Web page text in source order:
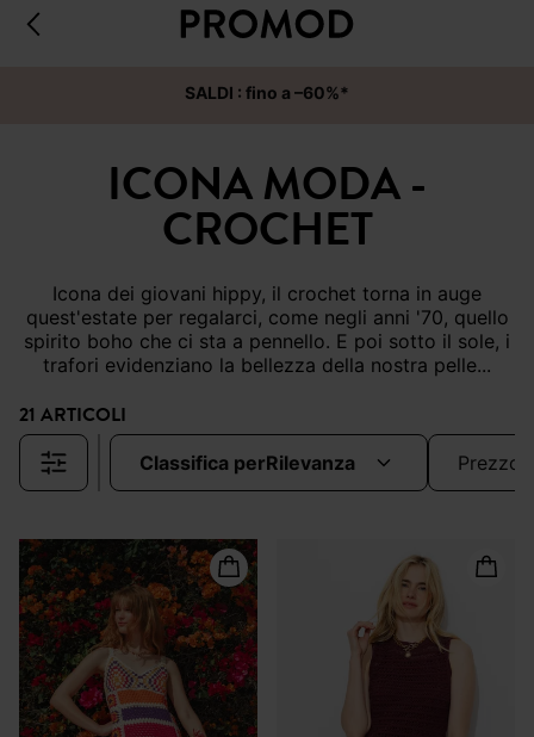
SALDI : fino a –60%*
ICONA MODA -
CROCHET
Icona dei giovani hippy, il crochet torna in auge
quest'estate per regalarci, come negli anni '70, quello
spirito boho che ci sta a pennello. E poi sotto il sole, i
trafori evidenziano la bellezza della nostra pelle...
21 ARTICOLI
classifica per rilevanza prezzo